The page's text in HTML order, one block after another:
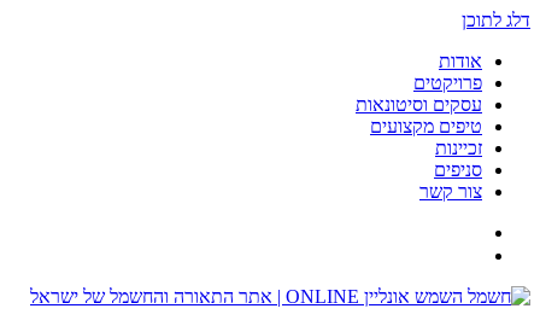
דלג לתוכן
אודות
פרויקטים
עסקים וסיטונאות
טיפים מקצועים
זכיינות
סניפים
צור קשר